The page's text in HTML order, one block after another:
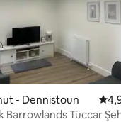
puan, 110
- Dennistoun 5
Barrowlands Tüccar